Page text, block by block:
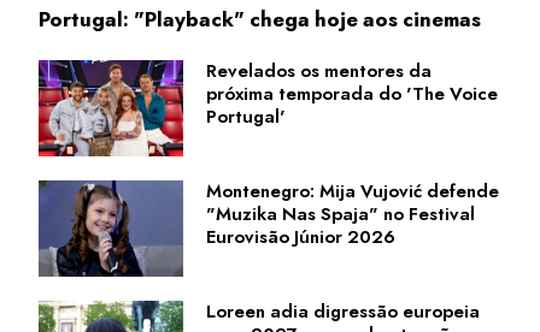
Portugal: "Playback" chega hoje aos cinemas
Revelados os mentores da
próxima temporada do 'The Voice
Portugal'
Montenegro: Mija Vujović defende
"Muzika Nas Spaja" no Festival
Eurovisão Júnior 2026
Loreen adia digressão europeia